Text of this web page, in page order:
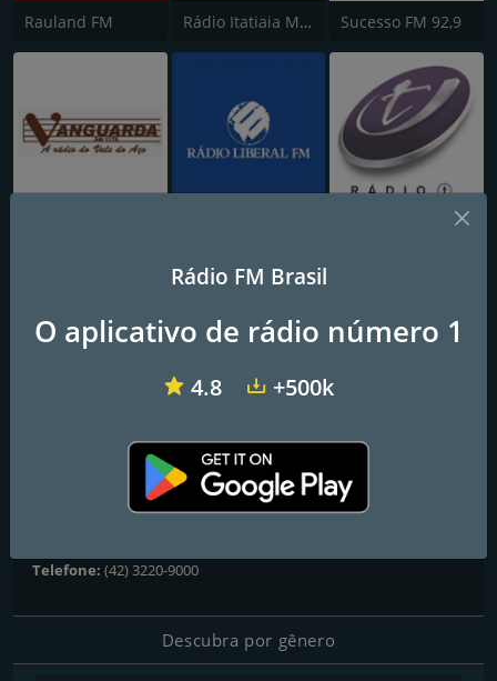
Rauland FM Rádio Itatiaia Montes Claros 100.3 FM Sucesso FM 92,9
Rádio T Curitiba
Rádio T Ponta Grossa
Frequências FM
https://radiot.fm/radios/ponta-grossa-pr/
Telefone: (42) 3220-9000
Descubra por gênero
Rádio FM Brasil
O aplicativo de rádio número 1
4.8 +500k